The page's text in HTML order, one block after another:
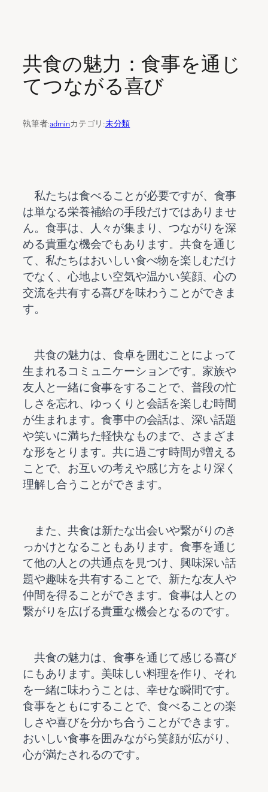
共食の魅力：食事を通じ
てつながる喜び
執筆者:adminカテゴリ:未分類
    私たちは食べることが必要ですが、食事
は単なる栄養補給の手段だけではありませ
ん。食事は、人々が集まり、つながりを深
める貴重な機会でもあります。共食を通じ
て、私たちはおいしい食べ物を楽しむだけ
でなく、心地よい空気や温かい笑顔、心の
交流を共有する喜びを味わうことができま
    共食の魅力は、食卓を囲むことによって
生まれるコミュニケーションです。家族や
友人と一緒に食事をすることで、普段の忙
しさを忘れ、ゆっくりと会話を楽しむ時間
が生まれます。食事中の会話は、深い話題
や笑いに満ちた軽快なものまで、さまざま
な形をとります。共に過ごす時間が増える
ことで、お互いの考えや感じ方をより深く
っかけとなることもあります。食事を通じ
て他の人との共通点を見つけ、興味深い話
題や趣味を共有することで、新たな友人や
仲間を得ることができます。食事は人との
    共食の魅力は、食事を通じて感じる喜び
にもあります。美味しい料理を作り、それ
を一緒に味わうことは、幸せな瞬間です。
食事をともにすることで、食べることの楽
しさや喜びを分かち合うことができます。
おいしい食事を囲みながら笑顔が広がり、